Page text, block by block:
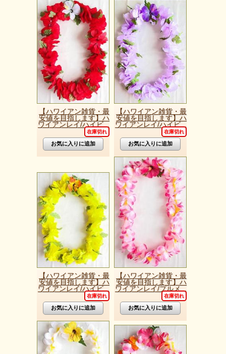
【ハワイアン雑貨・最
安値を目指します】ハ
ワイアンレイ/ハイビ...
在庫切れ
【ハワイアン雑貨・最
安値を目指します】ハ
ワイアンレイ/ハイビ...
在庫切れ
【ハワイアン雑貨・最
安値を目指します】ハ
ワイアンレイ/ハイビ...
在庫切れ
【ハワイアン雑貨・最
安値を目指します】ハ
ワイアンレイ/プルメ...
在庫切れ